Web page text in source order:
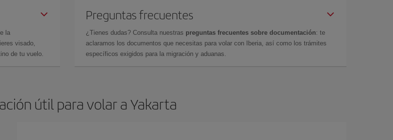
la
visado,
de tu vuelo.
Preguntas frecuentes
¿Tienes dudas? Consulta nuestras preguntas frecuentes sobre documentación: te
aclaramos los documentos que necesitas para volar con Iberia, así como los trámites
específicos exigidos para la migración y aduanas.
útil para volar a Yakarta